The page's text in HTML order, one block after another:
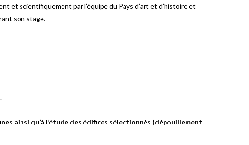
et scientifiquement par l’équipe du Pays d’art et d’histoire et
son stage.
ainsi qu’à l’étude des édifices sélectionnés (dépouillement